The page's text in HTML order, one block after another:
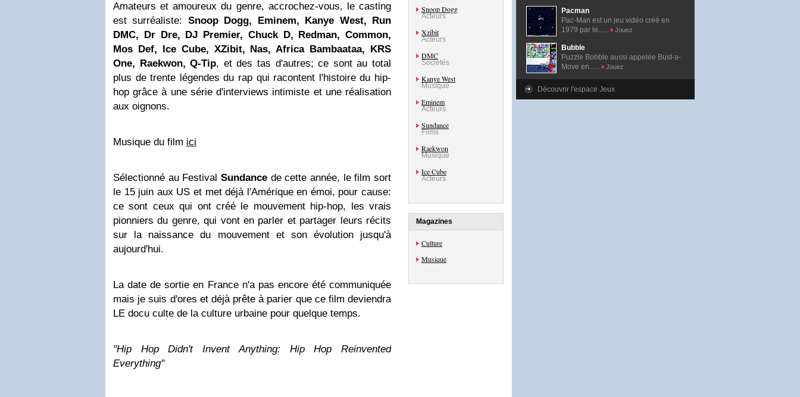
Amateurs et amoureux du genre, accrochez-vous, le casting
est surréaliste: Snoop Dogg, Eminem, Kanye West, Run
DMC, Dr Dre, DJ Premier, Chuck D, Redman, Common,
Mos Def, Ice Cube, XZibit, Nas, Africa Bambaataa, KRS
One, Raekwon, Q-Tip, et des tas d'autres; ce sont au total
plus de trente légendes du rap qui racontent l'histoire du hip-
hop grâce à une série d'interviews intimiste et une réalisation
aux oignons.
Musique du film ici
Sélectionné au Festival Sundance de cette année, le film sort
le 15 juin aux US et met déjà l'Amérique en émoi, pour cause:
ce sont ceux qui ont créé le mouvement hip-hop, les vrais
pionniers du genre, qui vont en parler et partager leurs récits
sur la naissance du mouvement et son évolution jusqu'à
aujourd'hui.
La date de sortie en France n'a pas encore été communiquée
mais je suis d'ores et déjà prête à parier que ce film deviendra
LE docu culte de la culture urbaine pour quelque temps.
"Hip Hop Didn't Invent Anything: Hip Hop Reinvented
Everything"
Snoop Dogg
Acteurs
Xzibit
Acteurs
DMC
Sociétés
Kanye West
Musique
Eminem
Acteurs
Sundance
Films
Raekwon
Musique
Ice Cube
Acteurs
Magazines
Culture
Musique
Pacman
Pac-Man est un jeu vidéo créé en
1979 par le......
Jouez
Bubble
Puzzle Bobble aussi appelée Bust-a-
Move en......
Jouez
Découvrir l'espace Jeux